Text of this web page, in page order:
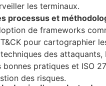
les terminaux.
processus et
de frameworks
pour cartographier
des attaquants,
bonnes pratiques et ISO
des risques.